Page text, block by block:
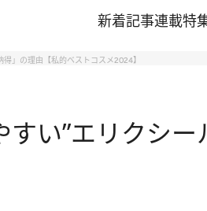
新着記事連載特
」の理由【私的ベストコスメ2024】
い”エリクシ